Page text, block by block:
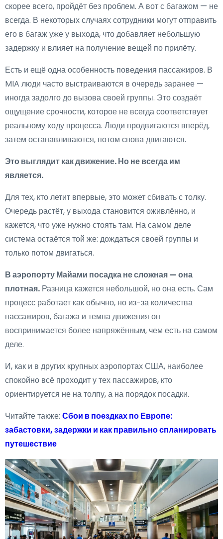
скорее всего, пройдёт без проблем. А вот с багажом — не
всегда. В некоторых случаях сотрудники могут отправить
его в багаж уже у выхода, что добавляет небольшую
задержку и влияет на получение вещей по прилёту.
Есть и ещё одна особенность поведения пассажиров. В
MIA люди часто выстраиваются в очередь заранее —
иногда задолго до вызова своей группы. Это создаёт
ощущение срочности, которое не всегда соответствует
реальному ходу процесса. Люди продвигаются вперёд,
затем останавливаются, потом снова двигаются.
Это выглядит как движение. Но не всегда им
является.
Для тех, кто летит впервые, это может сбивать с толку.
Очередь растёт, у выхода становится оживлённо, и
кажется, что уже нужно стоять там. На самом деле
система остаётся той же: дождаться своей группы и
только потом двигаться.
В аэропорту Майами посадка не сложная — она
плотная. Разница кажется небольшой, но она есть. Сам
процесс работает как обычно, но из-за количества
пассажиров, багажа и темпа движения он
воспринимается более напряжённым, чем есть на самом
деле.
И, как и в других крупных аэропортах США, наиболее
спокойно всё проходит у тех пассажиров, кто
ориентируется не на толпу, а на порядок посадки.
Читайте также: Сбои в поездках по Европе:
забастовки, задержки и как правильно спланировать
путешествие